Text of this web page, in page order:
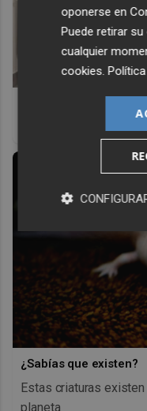
Di adiós a la cal del
¿Sabías que existen?
Estas criaturas
planeta
oponerse en
Puede retirar
cualquier
cookies .